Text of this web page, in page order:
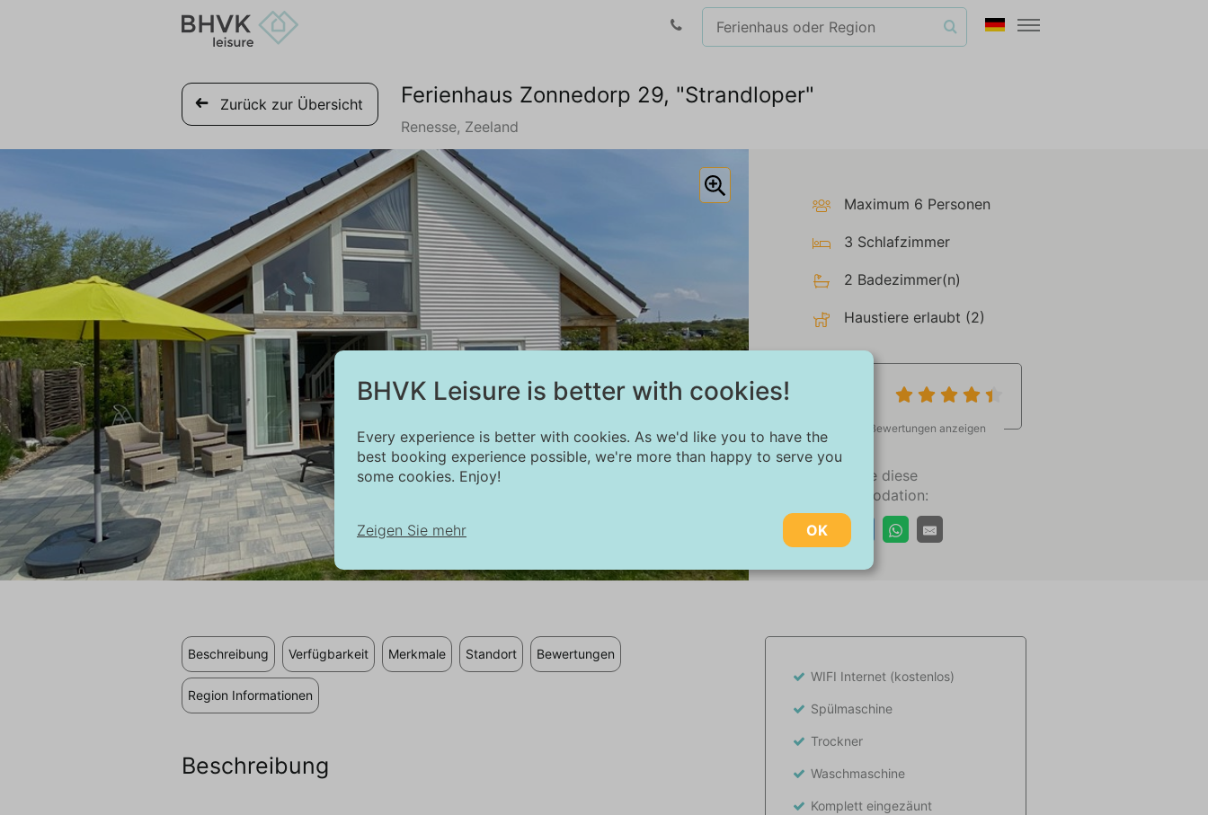
BHVK Leisure is better with cookies!
Every experience is better with cookies. As we'd like you to have the
best booking experience possible, we're more than happy to serve you
some cookies. Enjoy!
Zeigen Sie mehr OK
auf geschützte Bereiche der Website ermöglichen. Ohne diese Cookies kann
die Website nicht ordnungsgemäß funktionieren.
Diese Website verwendet Cookies und Google-Technologien, um den Website-
anzuzeigen, die auf den individuellen Benutzer zugeschnitten und relevant
Zurück zur Übersicht Ferienhaus Zonnedorp 29, "Strandloper"
Renesse, Zeeland
Maximum 6 Personen
3 Schlafzimmer
2 Badezimmer(n)
Haustiere erlaubt (2)
Alle Bewertungen anzeigen
Teilen Sie diese
Akkommodation:
Beschreibung Verfügbarkeit Merkmale Standort Bewertungen
Region Informationen
Beschreibung
WIFI Internet (kostenlos)
Spülmaschine
Trockner
Waschmaschine
Komplett eingezäunt